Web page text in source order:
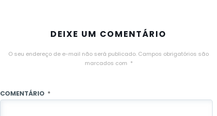
DEIXE UM COMENTÁRIO
O seu endereço de e-mail não será publicado. Campos obrigatórios são
marcados com *
COMENTÁRIO *